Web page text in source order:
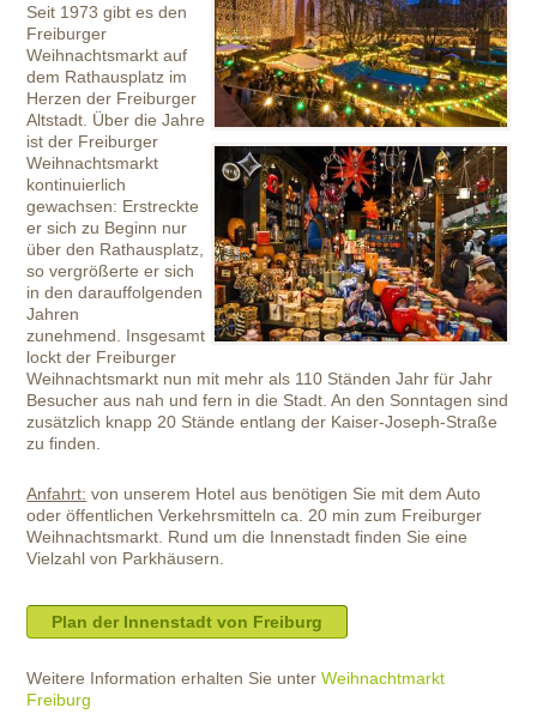
Seit 1973 gibt es den
Freiburger
Weihnachtsmarkt auf
dem Rathausplatz im
Herzen der Freiburger
Altstadt. Über die Jahre
ist der Freiburger
Weihnachtsmarkt
kontinuierlich
gewachsen: Erstreckte
er sich zu Beginn nur
über den Rathausplatz,
so vergrößerte er sich
in den darauffolgenden
Jahren
zunehmend. Insgesamt
lockt der Freiburger
Weihnachtsmarkt nun mit mehr als 110 Ständen Jahr für Jahr
Besucher aus nah und fern in die Stadt. An den Sonntagen sind
zusätzlich knapp 20 Stände entlang der Kaiser-Joseph-Straße
zu finden.
Anfahrt: von unserem Hotel aus benötigen Sie mit dem Auto
oder öffentlichen Verkehrsmitteln ca. 20 min zum Freiburger
Weihnachtsmarkt. Rund um die Innenstadt finden Sie eine
Vielzahl von Parkhäusern.
Plan der Innenstadt von Freiburg
Weitere Information erhalten Sie unterWeihnachtmarkt
Freiburg